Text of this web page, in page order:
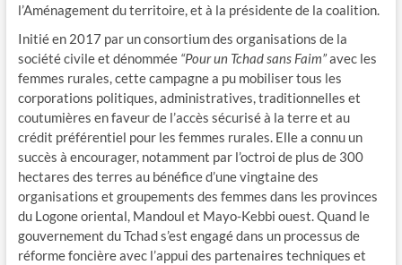
l’Aménagement du territoire, et à la présidente de la coalition.
Initié en 2017 par un consortium des organisations de la
société civile et dénommée “Pour un Tchad sans Faim”avec les
femmes rurales, cette campagne a pu mobiliser tous les
corporations politiques, administratives, traditionnelles et
coutumières en faveur de l’accès sécurisé à la terre et au
crédit préférentiel pour les femmes rurales. Elle a connu un
succès à encourager, notamment par l’octroi de plus de 300
hectares des terres au bénéfice d’une vingtaine des
organisations et groupements des femmes dans les provinces
du Logone oriental, Mandoul et Mayo-Kebbi ouest. Quand le
gouvernement du Tchad s’est engagé dans un processus de
réforme foncière avec l’appui des partenaires techniques et